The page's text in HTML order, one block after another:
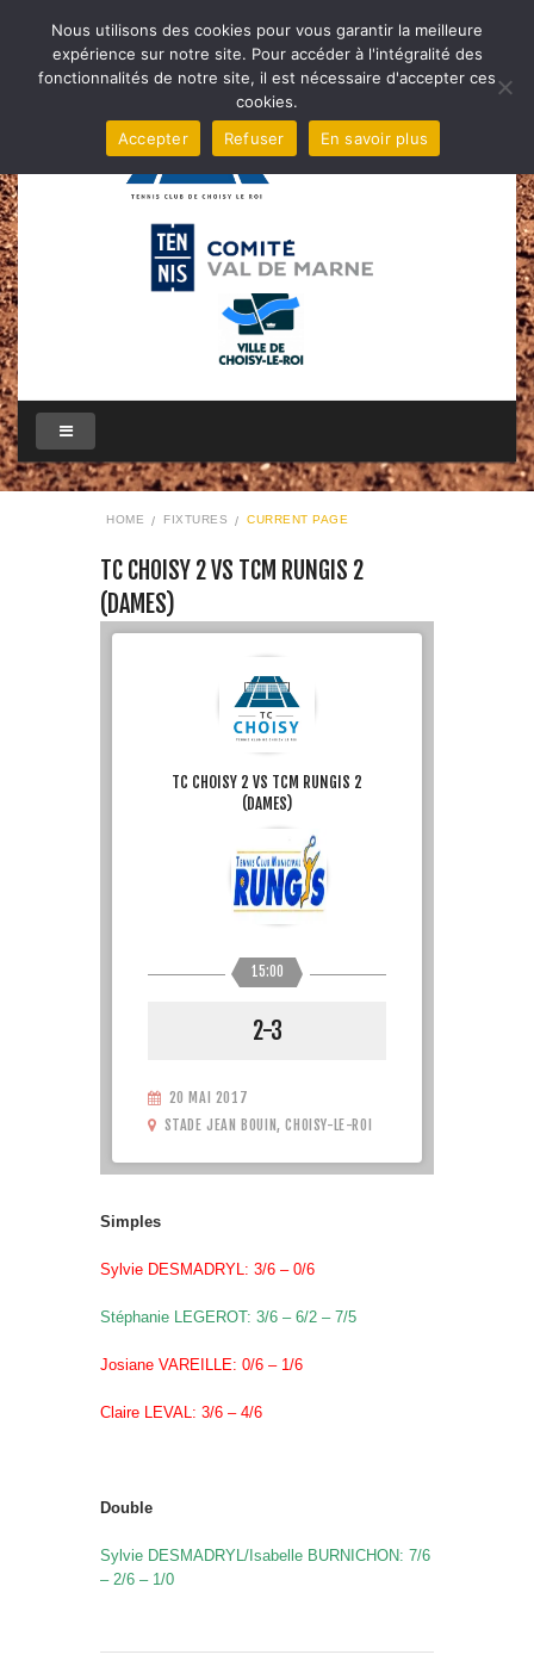
HOME FIXTURES CURRENT PAGE
TC CHOISY 2 VS TCM RUNGIS 2
(DAMES)
TC CHOISY 2 VS TCM RUNGIS 2
(DAMES)
15:00
2-3
20 MAI 2017
STADE JEAN BOUIN, CHOISY-LE-ROI
Simples
Sylvie DESMADRYL: 3/6 – 0/6
Stéphanie LEGEROT: 3/6 – 6/2 – 7/5
Josiane VAREILLE: 0/6 – 1/6
Claire LEVAL: 3/6 – 4/6
Double
Sylvie DESMADRYL/Isabelle BURNICHON: 7/6
– 2/6 – 1/0
Nous utilisons des cookies pour vous garantir la meilleure
expérience sur notre site. Pour accéder à l'intégralité des
fonctionnalités de notre site, il est nécessaire d'accepter ces
cookies.
Accepter
Refuser En savoir plus